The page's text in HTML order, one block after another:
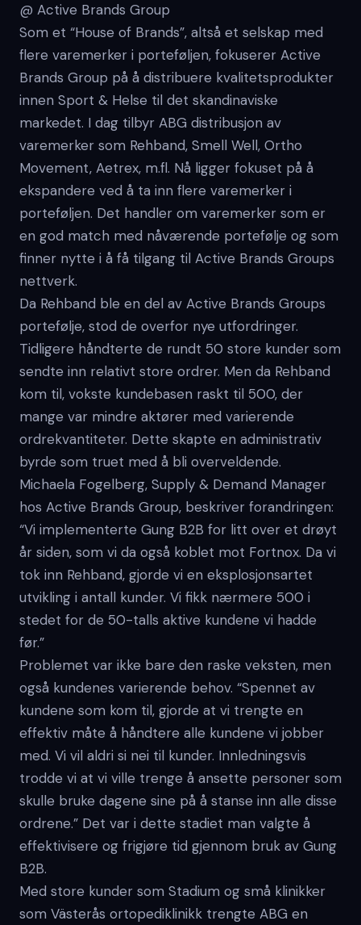
@ Active Brands Group
Som et “House of Brands”, altså et selskap med
flere varemerker i porteføljen, fokuserer Active
Brands Group på å distribuere kvalitetsprodukter
innen Sport & Helse til det skandinaviske
markedet. I dag tilbyr ABG distribusjon av
varemerker som Rehband, Smell Well, Ortho
Movement, Aetrex, m.fl. Nå ligger fokuset på å
ekspandere ved å ta inn flere varemerker i
porteføljen. Det handler om varemerker som er
en god match med nåværende portefølje og som
finner nytte i å få tilgang til Active Brands Groups
nettverk.
Da Rehband ble en del av Active Brands Groups
portefølje, stod de overfor nye utfordringer.
Tidligere håndterte de rundt 50 store kunder som
sendte inn relativt store ordrer. Men da Rehband
kom til, vokste kundebasen raskt til 500, der
mange var mindre aktører med varierende
ordrekvantiteter. Dette skapte en administrativ
byrde som truet med å bli overveldende.
Michaela Fogelberg, Supply & Demand Manager
hos Active Brands Group, beskriver forandringen:
“Vi implementerte Gung B2B for litt over et drøyt
år siden, som vi da også koblet mot Fortnox. Da vi
tok inn Rehband, gjorde vi en eksplosjonsartet
utvikling i antall kunder. Vi fikk nærmere 500 i
stedet for de 50-talls aktive kundene vi hadde
før.”
Problemet var ikke bare den raske veksten, men
også kundenes varierende behov. “Spennet av
kundene som kom til, gjorde at vi trengte en
effektiv måte å håndtere alle kundene vi jobber
med. Vi vil aldri si nei til kunder. Innledningsvis
trodde vi at vi ville trenge å ansette personer som
skulle bruke dagene sine på å stanse inn alle disse
ordrene.” Det var i dette stadiet man valgte å
effektivisere og frigjøre tid gjennom bruk av Gung
B2B.
Med store kunder som Stadium og små klinikker
som Västerås ortopediklinikk trengte ABG en